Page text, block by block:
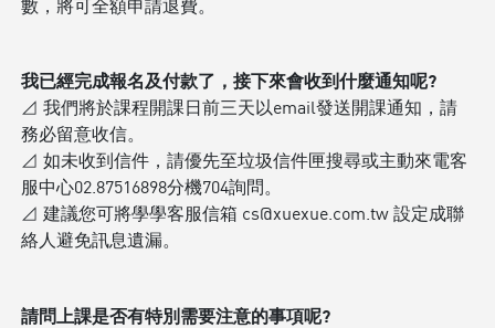
數，將可全額申請退費。
我已經完成報名及付款了，接下來會收到什麼通知呢?
⊿ 我們將於課程開課日前三天以email發送開課通知，請
務必留意收信。
⊿ 如未收到信件，請優先至垃圾信件匣搜尋或主動來電客
服中心02.87516898分機704詢問。
⊿ 建議您可將學學客服信箱 cs@xuexue.com.tw 設定成聯
絡人避免訊息遺漏。
請問上課是否有特別需要注意的事項呢?